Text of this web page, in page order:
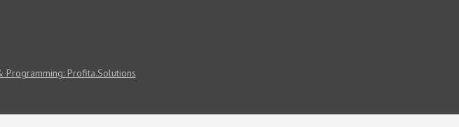
Programming: Profita.Solutions